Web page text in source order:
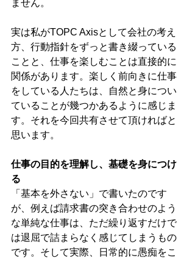
ません。
実は私がTOPC Axisとして会社の考え
方、行動指針をずっと書き綴っている
ことと、仕事を楽しむことは直接的に
関係があります。楽しく前向きに仕事
をしている人たちは、自然と身につい
ていることが幾つかあるように感じま
す。それを今回共有させて頂ければと
思います。
仕事の目的を理解し、基礎を身につけ
る
「基本を外さない」で書いたのです
が、例えば請求書の突き合わせのよう
な単純な仕事は、ただ繰り返すだけで
は退屈で詰まらなく感じてしまうもの
です。そして実際、日常的に愚痴をこ